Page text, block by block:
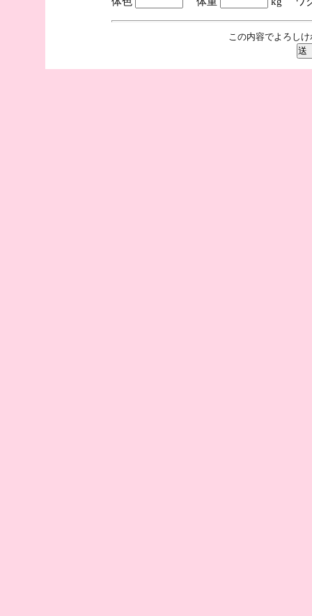
この内容でよろし